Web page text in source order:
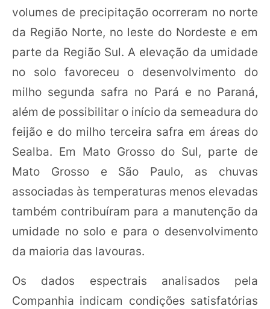
volumes de precipitação ocorreram no norte
da Região Norte, no leste do Nordeste e em
parte da Região Sul. A elevação da umidade
no solo favoreceu o desenvolvimento do
milho segunda safra no Pará e no Paraná,
além de possibilitar o início da semeadura do
feijão e do milho terceira safra em áreas do
Sealba. Em Mato Grosso do Sul, parte de
Mato Grosso e São Paulo, as chuvas
associadas às temperaturas menos elevadas
também contribuíram para a manutenção da
umidade no solo e para o desenvolvimento
da maioria das lavouras.
Os dados espectrais analisados pela
Companhia indicam condições satisfatórias